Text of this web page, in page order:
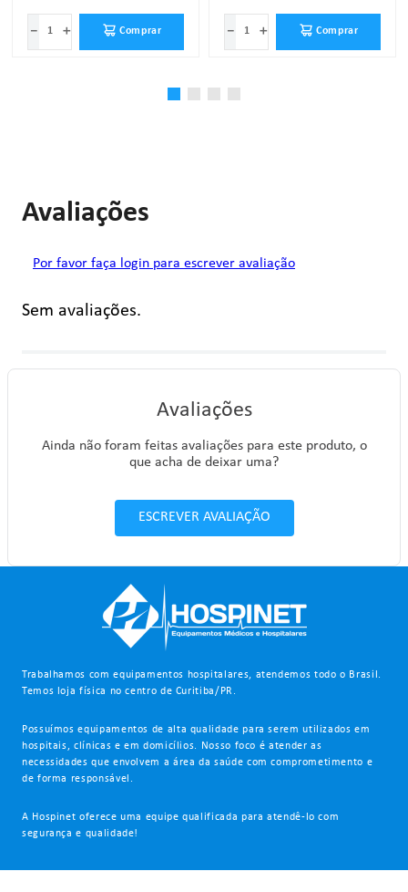
＋
－ Comprar ＋
－ Comprar
Avaliações
Por favor faça login para escrever avaliação
Sem avaliações.
Avaliações
Ainda não foram feitas avaliações para este produto, o
que acha de deixar uma?
ESCREVER AVALIAÇÃO
Trabalhamos com equipamentos hospitalares, atendemos todo o Brasil.
Temos loja física no centro de Curitiba/PR.
Possuímos equipamentos de alta qualidade para serem utilizados em
hospitais, clínicas e em domicílios. Nosso foco é atender as
necessidades que envolvem a área da saúde com comprometimento e
de forma responsável.
A Hospinet oferece uma equipe qualificada para atendê-lo com
segurança e qualidade!